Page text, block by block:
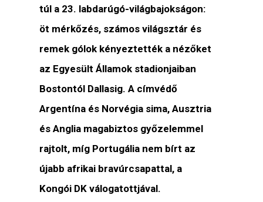
túl a 23. labdarúgó-világbajokságon:
öt mérkőzés, számos világsztár és
remek gólok kényeztették a nézőket
az Egyesült Államok stadionjaiban
Bostontól Dallasig. A címvédő
Argentína és Norvégia sima, Ausztria
és Anglia magabiztos győzelemmel
rajtolt, míg Portugália nem bírt az
újabb afrikai bravúrcsapattal, a
Kongói DK válogatottjával.